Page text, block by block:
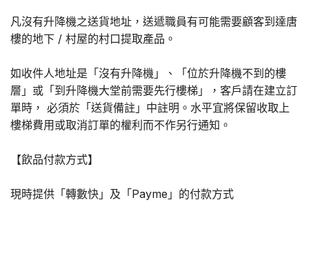
凡沒有升降機之送貨地址，送遞職員有可能需要顧客到達唐
樓的地下 / 村屋的村口提取產品。
如收件人地址是「沒有升降機」、「位於升降機不到的樓
層」或「到升降機大堂前需要先行樓梯」，客戶請在建立訂
單時， 必須於「送貨備註」中註明。水平宜將保留收取上
樓梯費用或取消訂單的權利而不作另行通知。
【飲品付款方式】
現時提供「轉數快」及「Payme」的付款方式